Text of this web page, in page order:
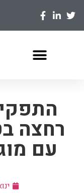
רחצה
עם
ינואר